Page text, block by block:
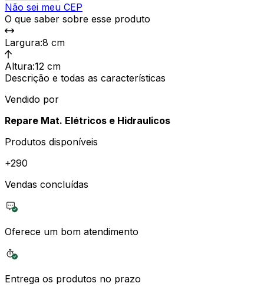
Não sei meu CEP
O que saber sobre esse produto
Largura:8 cm
Altura:12 cm
Descrição e todas as características
Vendido por
Repare Mat. Elétricos e Hidraulicos
Produtos disponíveis
+290
Vendas concluídas
Oferece um bom atendimento
Entrega os produtos no prazo